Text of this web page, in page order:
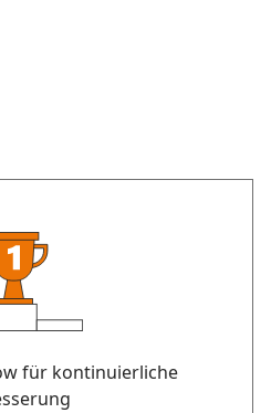
für kontinuierliche